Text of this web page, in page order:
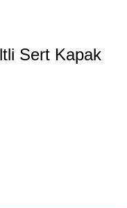
Sert Kapak